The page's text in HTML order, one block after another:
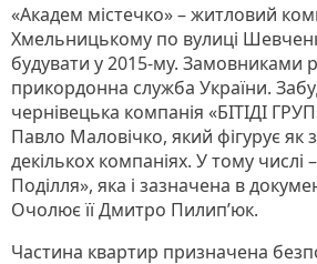
«Академ містечко» – житловий
Хмельницькому по вулиці
будувати у 2015-му. Замовниками
прикордонна служба України.
чернівецька компанія «БІТІДІ
Павло Маловічко, який фігурує як
декількох компаніях. У тому числі
Поділля», яка і зазначена в
Очолює її Дмитро Пилип’юк.
Частина квартир призначена